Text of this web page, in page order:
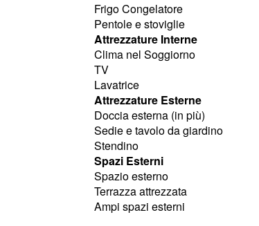
Frigo Congelatore
Pentole e stoviglie
Attrezzature Interne
Clima nel Soggiorno
TV
Lavatrice
Attrezzature Esterne
Doccia esterna (in più)
Sedie e tavolo da giardino
Stendino
Spazi Esterni
Spazio esterno
Terrazza attrezzata
Ampi spazi esterni